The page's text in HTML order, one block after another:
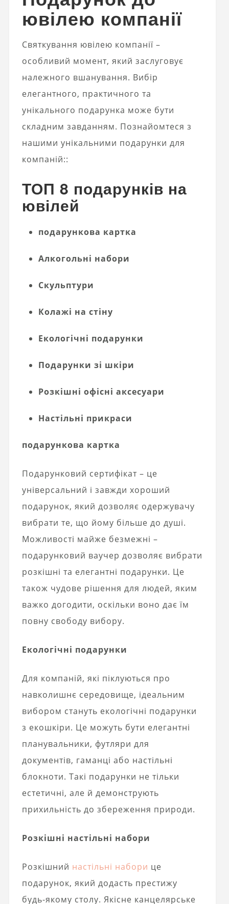
ювілею компанії
Святкування ювілею компанії –
особливий момент, який заслуговує
належного вшанування. Вибір
елегантного, практичного та
унікального подарунка може бути
складним завданням. Познайомтеся з
нашими унікальними подарунки для
компаній::
ТОП 8 подарунків на
ювілей
подарункова картка
Алкогольні набори
Скульптури
Колажі на стіну
Екологічні подарунки
Подарунки зі шкіри
Розкішні офісні аксесуари
Настільні прикраси
подарункова картка
Подарунковий сертифікат – це
універсальний і завжди хороший
подарунок, який дозволяє одержувачу
вибрати те, що йому більше до душі.
Можливості майже безмежні –
подарунковий ваучер дозволяє вибрати
розкішні та елегантні подарунки. Це
також чудове рішення для людей, яким
важко догодити, оскільки воно дає їм
повну свободу вибору.
Екологічні подарунки
Для компаній, які піклуються про
навколишнє середовище, ідеальним
вибором стануть екологічні подарунки
з екошкіри. Це можуть бути елегантні
планувальники, футляри для
документів, гаманці або настільні
блокноти. Такі подарунки не тільки
естетичні, але й демонструють
прихильність до збереження природи.
Розкішні настільні набори
Розкішний настільні набори це
подарунок, який додасть престижу
будь-якому столу. Якісне канцелярське